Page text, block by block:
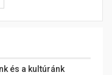
és a kultúránk